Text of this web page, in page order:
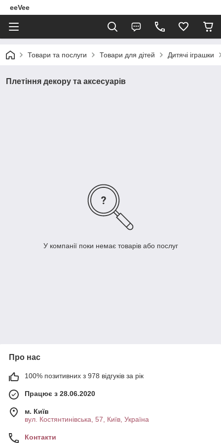
eeVee
Товари та послуги Товари для дітей Дитячі іграшки
Плетіння декору та аксесуарів
У компанії поки немає товарів або послуг
Про нас
100% позитивних з 978 відгуків за рік
Працює з 28.06.2020
м. Київ
вул. Костянтинівська, 57, Київ, Україна
Контакти